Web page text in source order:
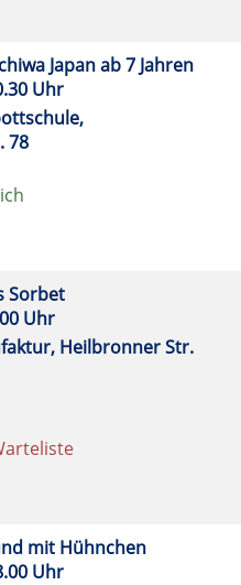
Japan ab 7 Jahren
Uhr
78
Sorbet
Uhr
Heilbronner Str.
mit Hühnchen
Uhr